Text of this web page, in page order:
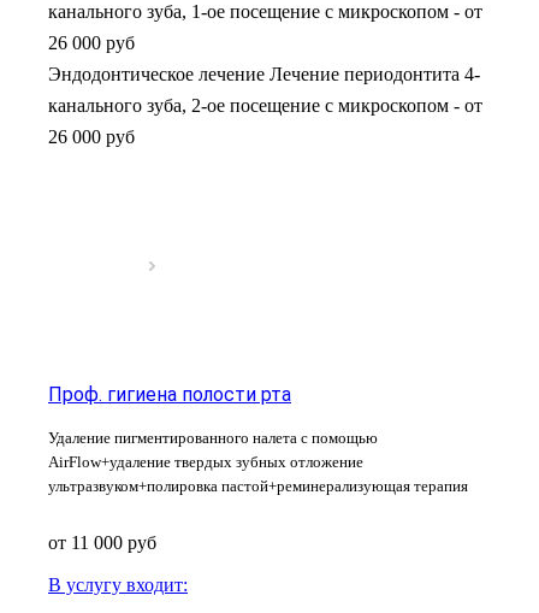
канального зуба, 1-ое посещение с микроскопом - от
26 000 руб
Эндодонтическое лечение Лечение периодонтита 4-
канального зуба, 2-ое посещение с микроскопом - от
26 000 руб
Проф. гигиена полости рта
Удаление пигментированного налета с помощью
AirFlow+удаление твердых зубных отложение
ультразвуком+полировка пастой+реминерализующая терапия
от 11 000 руб
В услугу входит: